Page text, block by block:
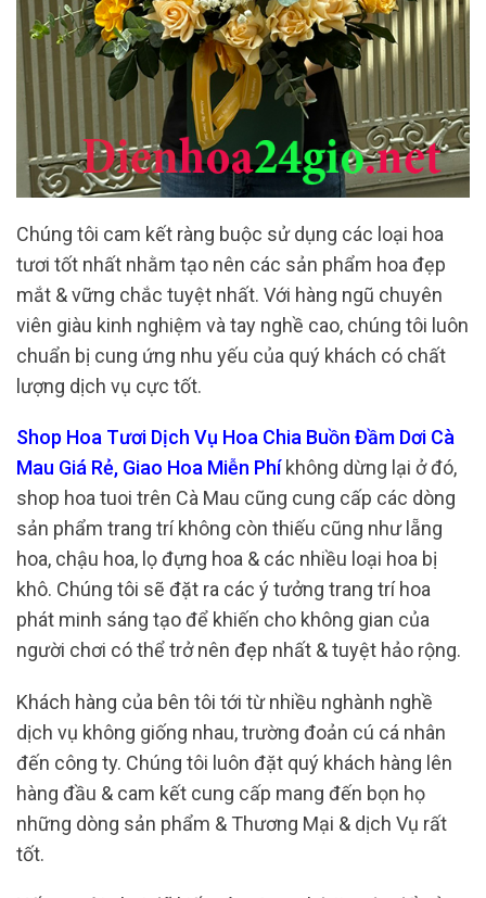
Chúng tôi cam kết ràng buộc sử dụng các loại hoa
tươi tốt nhất nhằm tạo nên các sản phẩm hoa đẹp
mắt & vững chắc tuyệt nhất. Với hàng ngũ chuyên
viên giàu kinh nghiệm và tay nghề cao, chúng tôi luôn
chuẩn bị cung ứng nhu yếu của quý khách có chất
lượng dịch vụ cực tốt.
Shop Hoa Tươi Dịch Vụ Hoa Chia Buồn Đầm Dơi Cà
Mau Giá Rẻ, Giao Hoa Miễn Phíkhông dừng lại ở đó,
shop hoa tuoi trên Cà Mau cũng cung cấp các dòng
sản phẩm trang trí không còn thiếu cũng như lẵng
hoa, chậu hoa, lọ đựng hoa & các nhiều loại hoa bị
khô. Chúng tôi sẽ đặt ra các ý tưởng trang trí hoa
phát minh sáng tạo để khiến cho không gian của
người chơi có thể trở nên đẹp nhất & tuyệt hảo rộng.
Khách hàng của bên tôi tới từ nhiều nghành nghề
dịch vụ không giống nhau, trường đoản cú cá nhân
đến công ty. Chúng tôi luôn đặt quý khách hàng lên
hàng đầu & cam kết cung cấp mang đến bọn họ
những dòng sản phẩm & Thương Mại & dịch Vụ rất
tốt.